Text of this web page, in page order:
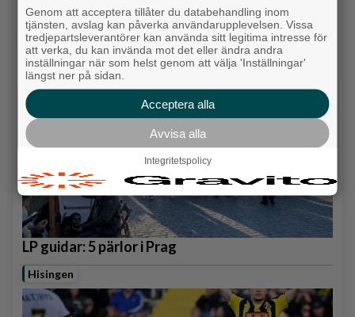
En dag på traktor runt sjön Anten
Backa/Kärra
LP guidar: 5 pärlor i Prag
Hisingen
Genom att acceptera tillåter du databehandling inom
tjänsten, avslag kan påverka användarupplevelsen. Vissa
tredjepartsleverantörer kan använda sitt legitima intresse för
att verka, du kan invända mot det eller ändra andra
inställningar när som helst genom att välja 'Inställningar'
längst ner på sidan.
Acceptera alla
Avvisa alla
Integritetspolicy